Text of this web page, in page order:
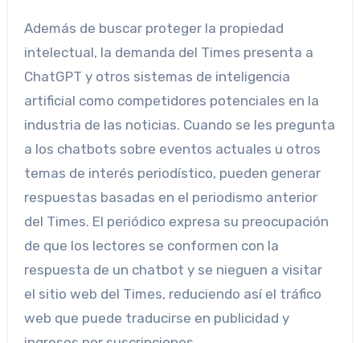
Además de buscar proteger la propiedad
intelectual, la demanda del Times presenta a
ChatGPT y otros sistemas de inteligencia
artificial como competidores potenciales en la
industria de las noticias. Cuando se les pregunta
a los chatbots sobre eventos actuales u otros
temas de interés periodístico, pueden generar
respuestas basadas en el periodismo anterior
del Times. El periódico expresa su preocupación
de que los lectores se conformen con la
respuesta de un chatbot y se nieguen a visitar
el sitio web del Times, reduciendo así el tráfico
web que puede traducirse en publicidad y